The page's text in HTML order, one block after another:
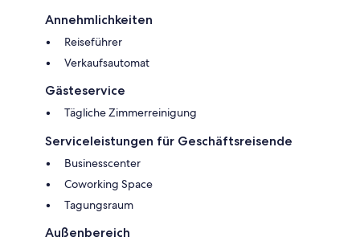
Annehmlichkeiten
Reiseführer
Verkaufsautomat
Gästeservice
Tägliche Zimmerreinigung
Serviceleistungen für Geschäftsreisende
Businesscenter
Coworking Space
Tagungsraum
Außenbereich